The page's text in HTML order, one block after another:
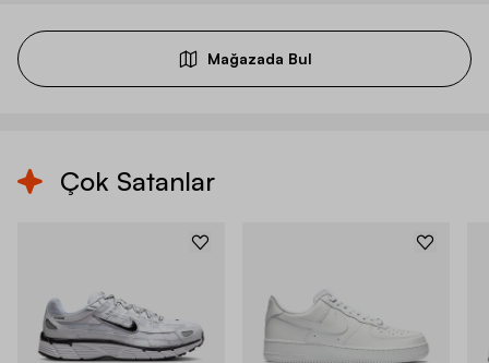
Mağazada Bul
Çok Satanlar